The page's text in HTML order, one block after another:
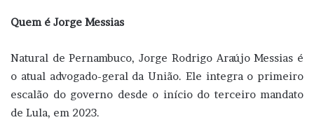
Quem é Jorge Messias
Natural de Pernambuco, Jorge Rodrigo Araújo Messias é
o atual advogado-geral da União. Ele integra o primeiro
escalão do governo desde o início do terceiro mandato
de Lula, em 2023.